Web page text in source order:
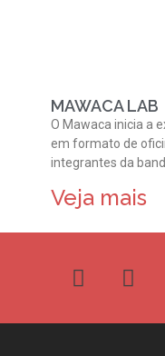
MAWACA LAB
O Mawaca inicia a
em formato de
integrantes da
Veja mais